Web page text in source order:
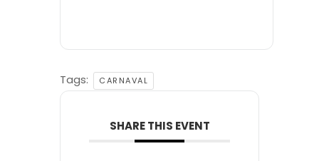
Tags: CARNAVAL
SHARE THIS EVENT